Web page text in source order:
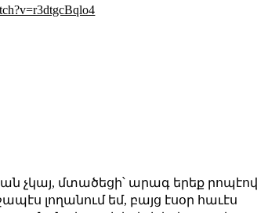
չկայ, մտածեցի՝ արագ երեք րոպէով
լողանում եմ, բայց էսօր հաւէս